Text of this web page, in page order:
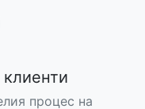
процес на